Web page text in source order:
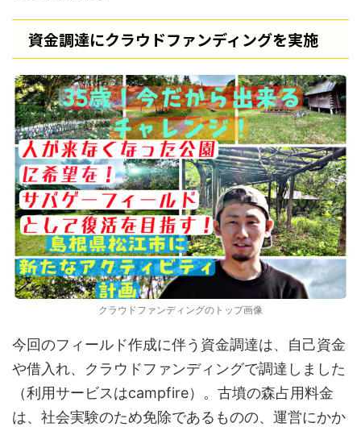
資金調達にクラウドファンディングを実施
クラウドファンディングのトップ画像
今回のフィールド作成に伴う資金調達は、自己資金
や借入れ、クラウドファンディングで調達しました
（利用サービスはcampfire）。古墳の森占用料金
は、社会実験のため免除であるものの、運営にかか